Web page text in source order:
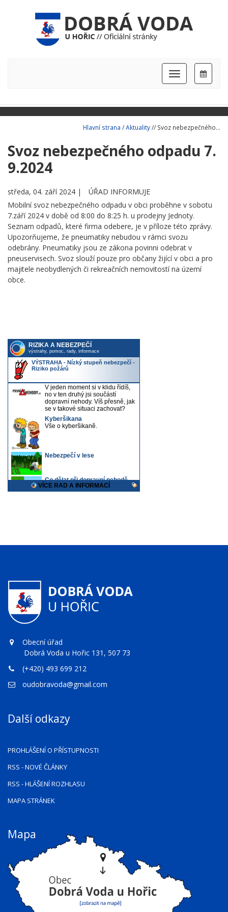
Hlavní
nabídka
Hlavní strana /Aktuality// Svoz nebezpečného...
Svoz nebezpečného odpadu 7.
9.2024
středa, 04. září 2024 |
ÚŘAD INFORMUJE
Mobilní svoz nebezpečného odpadu v obci proběhne v sobotu
7.září 2024 v době od 8:00 do 8:25 h. u prodejny Jednoty.
Seznam odpadů, které firma odebere, je v příloze této zprávy.
Upozorňujeme, že pneumatiky nebudou v rámci svozu
odebrány. Pneumatiky jsou ze zákona povinni odebrat v
pneuservisech. Svoz slouží pouze pro občany žijící v obci a pro
majitele neobydlených či rekreačních nemovitostí na území
obce.
Obecní úřad
Dobrá Voda u Hořic 131, 507 73
(+420) 493 699 212
oudobravoda@gmail.com
Další odkazy
PROHLÁŠENÍ O PŘÍSTUPNOSTI
RSS - NOVÉ ČLÁNKY
RSS - HLÁŠENÍ ROZHLASU
MAPA STRÁNEK
Mapa